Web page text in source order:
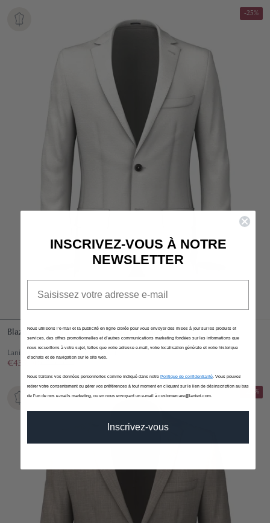
-25%
Blazer Su Misura da Uomo Bianco in Lino Cotone
Lanificio Zignone - Spring-Summer
€435,00
-20%
INSCRIVEZ-VOUS À NOTRE
NEWSLETTER
Nous utilisons l’e-mail et la publicité en ligne ciblée pour vous envoyer des mises à jour sur les produits et
services, des offres promotionnelles et d’autres communications marketing fondées sur les informations que
nous recueillons à votre sujet, telles que votre adresse e-mail, votre localisation générale et votre historique
d’achats et de navigation sur le site web.
Nous traitons vos données personnelles comme indiqué dans notre Politique de confidentialité . Vous pouvez
retirer votre consentement ou gérer vos préférences à tout moment en cliquant sur le lien de désinscription au bas
de l’un de nos e-mails marketing, ou en nous envoyant un e-mail à customercare@lanieri.com.
Inscrivez-vous